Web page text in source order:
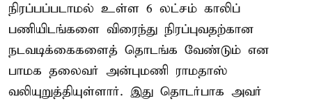
நிரப்பப்படாமல் உள்ள 6 லட்சம் காலிப்
பணியிடங்களை விரைந்து நிரப்புவதற்கான
நடவடிக்கைகளைத் தொடங்க வேண்டும் என
பாமக தலைவர் அன்புமணி ராமதாஸ்
வலியுறுத்தியுள்ளார். இது தொடர்பாக அவர்